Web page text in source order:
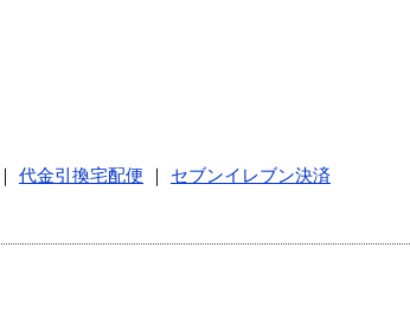
代金引換宅配便
セブンイレブン決済